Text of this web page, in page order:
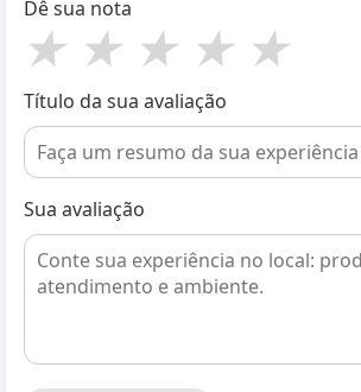
Dê sua nota
★ ★ ★ ★ ★
Título da sua avaliação
Sua avaliação